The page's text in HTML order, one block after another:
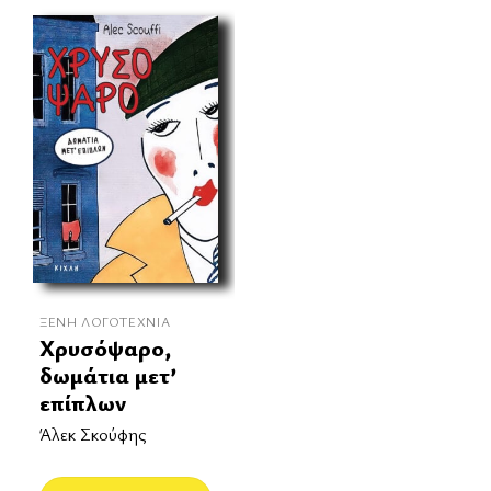
ΞΈΝΗ ΛΟΓΟΤΕΧΝΊΑ
Χρυσόψαρο,
δωμάτια μετ’
επίπλων
Άλεκ Σκούφης